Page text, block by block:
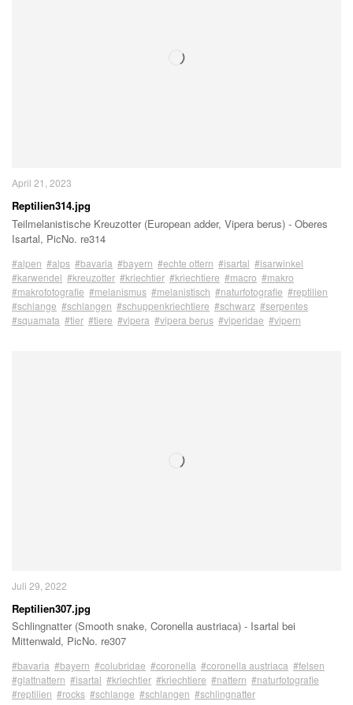
April 21, 2023
Reptilien314.jpg
Teilmelanistische Kreuzotter (European adder, Vipera berus) - Oberes
Isartal, PicNo. re314
#alpen #alps #bavaria #bayern #echte ottern #isartal #isarwinkel
#karwendel #kreuzotter #kriechtier #kriechtiere #macro #makro
#makrofotografie #melanismus #melanistisch #naturfotografie #reptilien
#schlange #schlangen #schuppenkriechtiere #schwarz #serpentes
#squamata #tier #tiere #vipera #vipera berus #viperidae #vipern
Juli 29, 2022
Reptilien307.jpg
Schlingnatter (Smooth snake, Coronella austriaca) - Isartal bei
Mittenwald, PicNo. re307
#bavaria #bayern #colubridae #coronella #coronella austriaca #felsen
#glattnattern #isartal #kriechtier #kriechtiere #nattern #naturfotografie
#reptilien #rocks #schlange #schlangen #schlingnatter